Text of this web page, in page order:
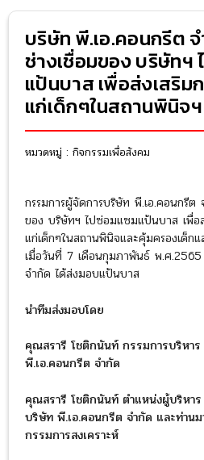
บริษัท พี.เอ.คอนกรีต
ช่างเชื่อมของ บริษัทฯ
แป้นบาส เพื่อส่งเสริม
แก่เด็กๆในสถานพินิจฯ
หมวดหมู่ : กิจกรรมเพื่อสังคม
กรรมการผู้จัดการบริษัท พี.เอ.คอนกรีต
ของ บริษัทฯ ไปซ่อมแซมแป้นบาส เพื่อ
แก่เด็กๆในสถานพินิจและคุ้มครองเด็กแ
เมื่อวันที่ 7 เดือนกุมภาพันธ์ พ.ศ
จำกัด ได้ส่งมอบแป้นบาส
นำทีมส่งมอบโดย
คุณสรารี โชติกนันท์ กรรมการบริหา
พี.เอ.คอนกรีต จำกัด
คุณสรารี โชติกนันท์ ตำแหน่งผู้บริหา
บริษัท พี.เอ.คอนกรีต จำกัด และท่าน
กรรมการสงเคราะห์